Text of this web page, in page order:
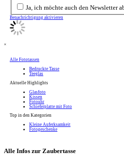
Ja, ich möchte auch den Newsletter
Benachrichtigung aktivieren
×
Alle Fototassen
Bedruckte Tasse
Teeglas
Aktuelle Highlights
Glasfoto
Kissen
Fotouhr
Schieferplatte mit Foto
Top in den Kategorien
Kleine Auferksamkeit
Fotogeschenke
Alle Infos zur Zaubertasse